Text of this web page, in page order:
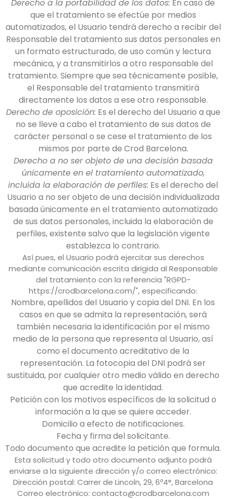
Derecho a la portabilidad de los datos: En caso de
que el tratamiento se efectúe por medios
automatizados, el Usuario tendrá derecho a recibir del
Responsable del tratamiento sus datos personales en
un formato estructurado, de uso común y lectura
mecánica, y a transmitirlos a otro responsable del
tratamiento. Siempre que sea técnicamente posible,
el Responsable del tratamiento transmitirá
directamente los datos a ese otro responsable.
Derecho de oposición: Es el derecho del Usuario a que
no se lleve a cabo el tratamiento de sus datos de
carácter personal o se cese el tratamiento de los
mismos por parte de Crod Barcelona.
Derecho a no ser objeto de una decisión basada
únicamente en el tratamiento automatizado,
incluida la elaboración de perfiles: Es el derecho del
Usuario a no ser objeto de una decisión individualizada
basada únicamente en el tratamiento automatizado
de sus datos personales, incluida la elaboración de
perfiles, existente salvo que la legislación vigente
establezca lo contrario.
Así pues, el Usuario podrá ejercitar sus derechos
mediante comunicación escrita dirigida al Responsable
del tratamiento con la referencia "RGPD-
https://crodbarcelona.com/", especificando:
Nombre, apellidos del Usuario y copia del DNI. En los
casos en que se admita la representación, será
también necesaria la identificación por el mismo
medio de la persona que representa al Usuario, así
como el documento acreditativo de la
representación. La fotocopia del DNI podrá ser
sustituida, por cualquier otro medio válido en derecho
que acredite la identidad.
Petición con los motivos específicos de la solicitud o
información a la que se quiere acceder.
Domicilio a efecto de notificaciones.
Fecha y firma del solicitante.
Todo documento que acredite la petición que formula.
Esta solicitud y todo otro documento adjunto podrá
enviarse a la siguiente dirección y/o correo electrónico:
Dirección postal: Carrer de Lincoln, 29, 6º4°, Barcelona
Correo electrónico: contacto@crodbarcelona.com